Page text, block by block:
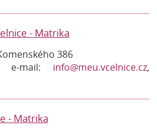
- Matrika
386
e-mail: info@meu.vcelnice.cz,
- Matrika